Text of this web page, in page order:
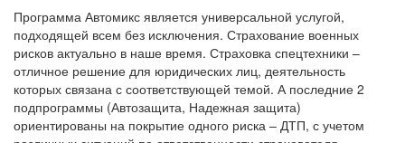
Программа Автомикс является универсальной услугой,
подходящей всем без исключения. Страхование военных
рисков актуально в наше время. Страховка спецтехники –
отличное решение для юридических лиц, деятельность
которых связана с соответствующей темой. А последние 2
подпрограммы (Автозащита, Надежная защита)
ориентированы на покрытие одного риска – ДТП, с учетом